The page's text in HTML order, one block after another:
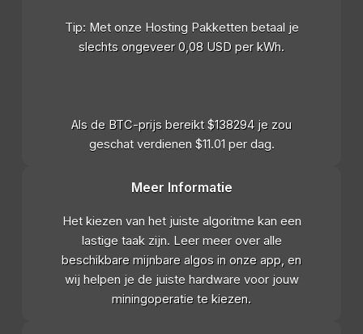
Tip: Met onze Hosting Pakketten betaal je
slechts ongeveer 0,08 USD per kWh.
Als de BTC-prijs bereikt $138294 je zou
geschat verdienen $11.01 per dag.
Meer Informatie
Het kiezen van het juiste algoritme kan een
lastige taak zijn. Leer meer over alle
beschikbare mijnbare algos in onze app, en
wij helpen je de juiste hardware voor jouw
miningoperatie te kiezen.